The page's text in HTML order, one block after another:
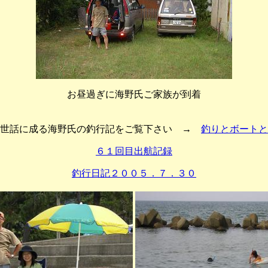
お昼過ぎに海野氏ご家族が到着
世話に成る海野氏の釣行記をご覧下さい → 釣りとボート
６１回目出航記録
釣行日記２００５．７．３０